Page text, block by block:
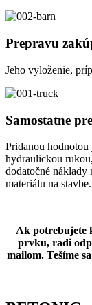
Prepravu
Jeho vyloženie,
Samostatne
Pridanou hodnotou
hydraulickou
dodatočné náklady
materiálu na stavbe.
Ak potrebujete
prvku, radi
mailom. Tešíme